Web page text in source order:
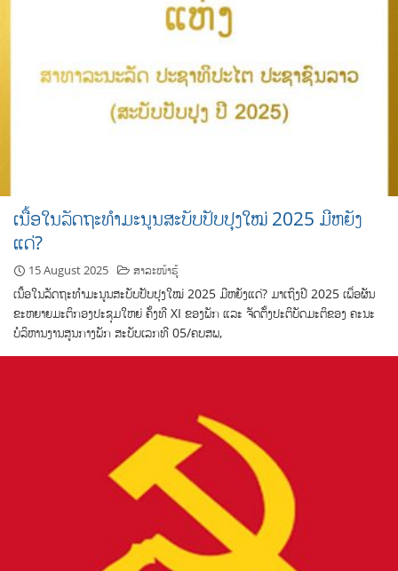
ເນື້ອໃນລັດຖະທຳມະນູນສະບັບປັບປຸງໃໝ່ 2025 ມີຫຍັງ
ແດ່?
15 August 2025 ສາລະໜ້າຮູ້
ເນື້ອໃນລັດຖະທຳມະນູນສະບັບປັບປຸງໃໝ່ 2025 ມີຫຍັງແດ່? ມາເຖິງປີ 2025 ເພື່ອຜັນ
ຂະຫຍາຍມະຕິກອງປະຊຸມໃຫຍ່ ຄັ້ງທີ XI ຂອງພັກ ແລະ ຈັດຕັ້ງປະຕິບັດມະຕິຂອງ ຄະນະ
ບໍລິຫານງານສູນກາງພັກ ສະບັບເລກທີ 05/ຄບສພ,